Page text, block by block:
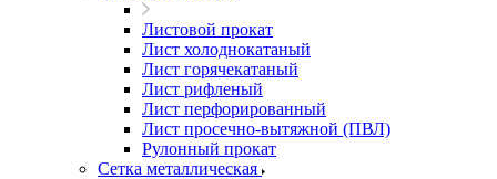
Листовой прокат
Лист холоднокатаный
Лист горячекатаный
Лист рифленый
Лист перфорированный
Лист просечно-вытяжной (ПВЛ)
Рулонный прокат
Сетка металлическая